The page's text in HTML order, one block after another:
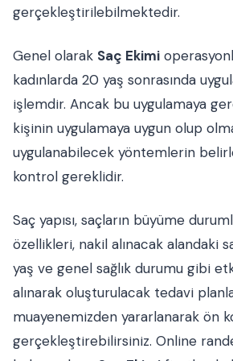
gerçekleştirilebilmektedir.
Genel olarak Saç Ekimi
kadınlarda 20 yaş sonrasında
işlemdir. Ancak bu uygulamaya
kişinin uygulamaya uygun olup
uygulanabilecek yöntemlerin
kontrol gereklidir.
Saç yapısı, saçların büyüme
özellikleri, nakil alınacak alandaki
yaş ve genel sağlık durumu gibi
alınarak oluşturulacak tedavi
muayenemizden yararlanarak ön
gerçekleştirebilirsiniz. Online